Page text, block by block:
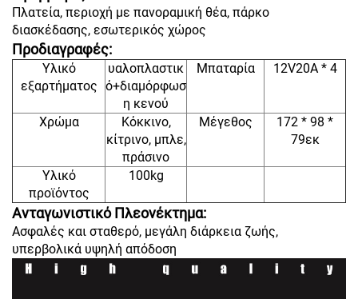
Πλατεία, περιοχή με πανοραμική θέα, πάρκο
διασκέδασης, εσωτερικός χώρος
Προδιαγραφές:
Υλικό
εξαρτήματος
υαλοπλαστικ
ό+διαμόρφωσ
η κενού
Μπαταρία 12V20A * 4
Χρώμα
Κόκκινο,
κίτρινο, μπλε,
πράσινο
Μέγεθος
172 * 98 *
79εκ
Υλικό
προϊόντος
100kg
Ανταγωνιστικό Πλεονέκτημα:
Ασφαλές και σταθερό, μεγάλη διάρκεια ζωής,
υπερβολικά υψηλή απόδοση